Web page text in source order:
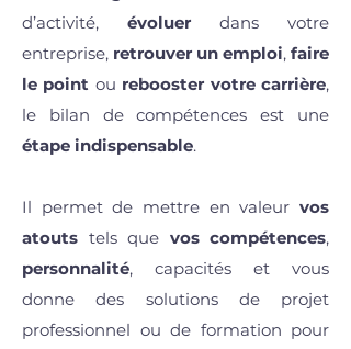
d’activité, évoluer dans votre
entreprise, retrouver un emploi, faire
le point ou rebooster votre carrière,
le bilan de compétences est une
étape indispensable.
Il permet de mettre en valeur vos
atouts tels que vos compétences,
personnalité, capacités et vous
donne des solutions de projet
professionnel ou de formation pour